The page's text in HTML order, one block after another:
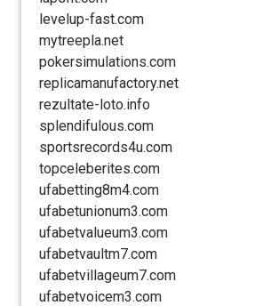
levelup-fast.com
mytreepla.net
pokersimulations.com
replicamanufactory.net
rezultate-loto.info
splendifulous.com
sportsrecords4u.com
topceleberites.com
ufabetting8m4.com
ufabetunionum3.com
ufabetvalueum3.com
ufabetvaultm7.com
ufabetvillageum7.com
ufabetvoicem3.com